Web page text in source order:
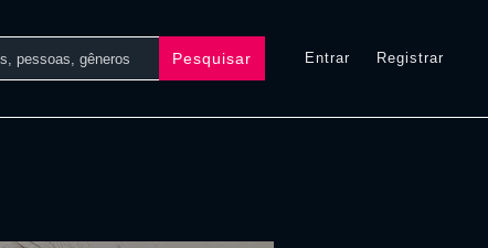
Pesquisar Entrar Registrar